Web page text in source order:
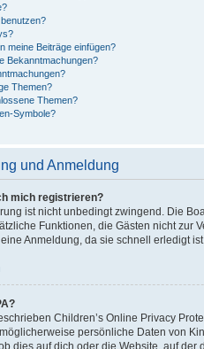
meine Beiträge einfügen?
Bekanntmachungen?
Themen?
Themen?
Symbole?
und Anmeldung
mich registrieren?
ist nicht unbedingt zwingend. Die
Funktionen, die Gästen nicht zur
Anmeldung, da sie schnell erledigt
Children’s Online Privacy
persönliche Daten von
dies auf dich oder die Website, auf